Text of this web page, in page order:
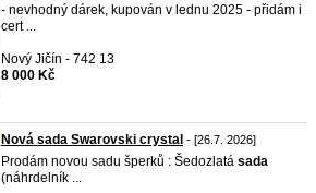
- nevhodný dárek, kupován v lednu 2025 - přidám i
cert ...
Nový Jičín - 742 13
8 000 Kč
Nová sada Swarovski crystal - [26.7. 2026]
Prodám novou sadu šperků : Šedozlatá sada
(náhrdelník ...